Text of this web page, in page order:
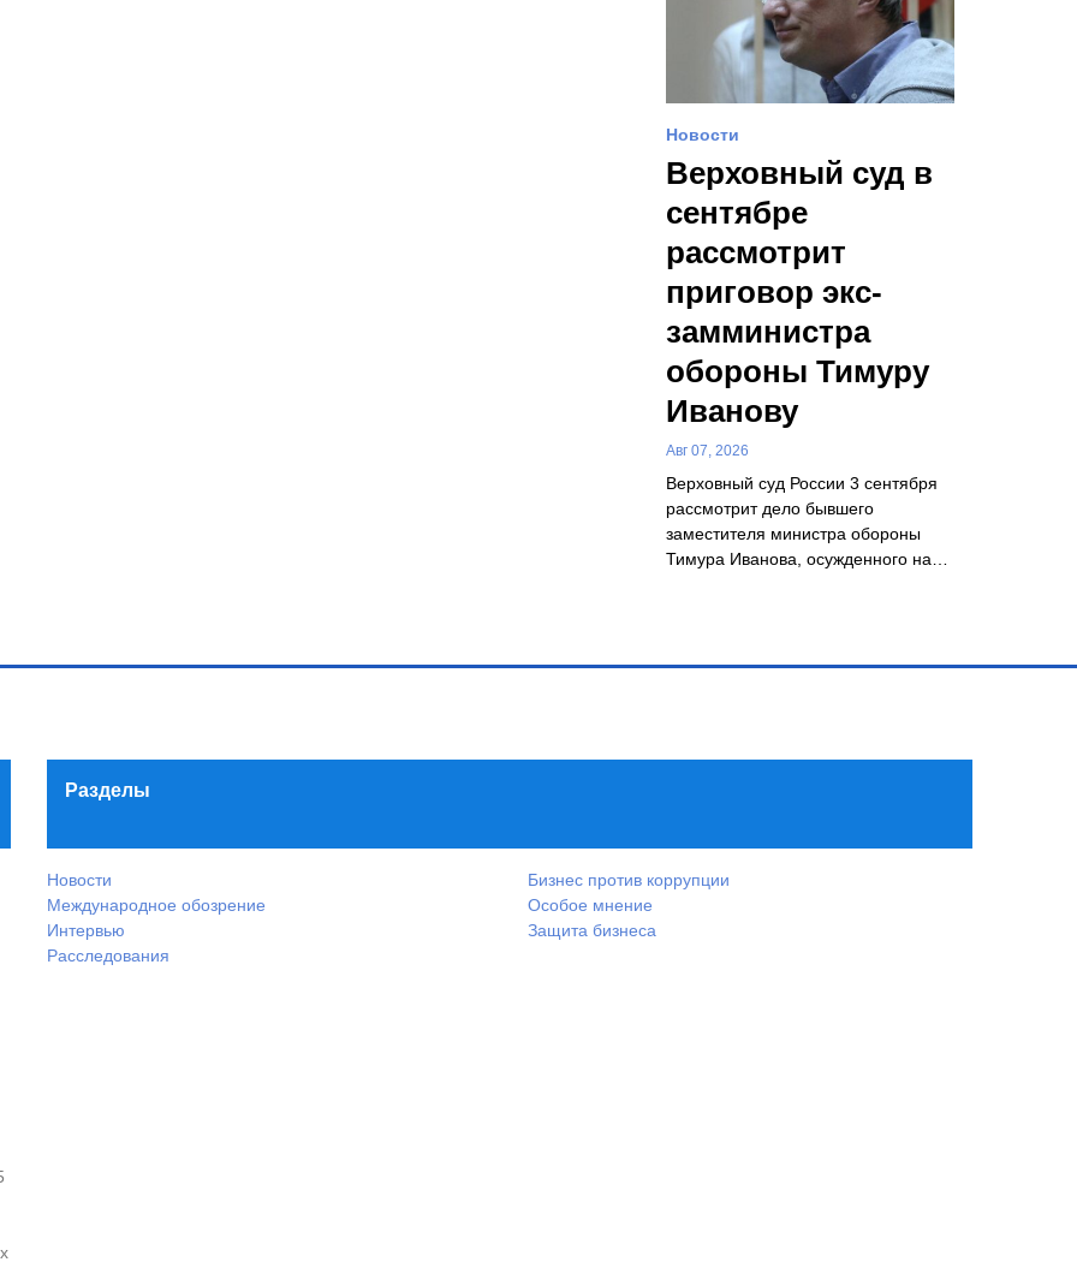
Новости
Верховный суд в
сентябре
рассмотрит
приговор экс-
замминистра
обороны Тимуру
Иванову
Авг 07, 2026
Верховный суд России 3 сентября
рассмотрит дело бывшего
заместителя министра обороны
Тимура Иванова, осужденного на…
Разделы
Новости
Международное обозрение
Интервью
Расследования
Бизнес против коррупции
Особое мнение
Защита бизнеса